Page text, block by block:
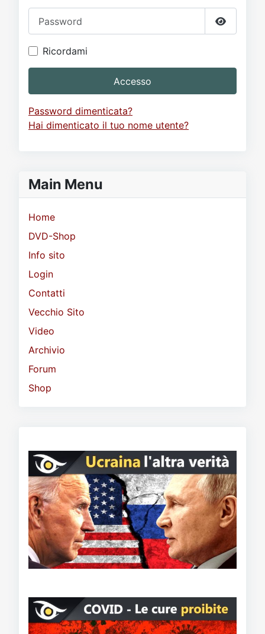
Mostra
Ricordami
Accesso
Password dimenticata?
Hai dimenticato il tuo nome utente?
Main Menu
Home
DVD-Shop
Info sito
Login
Contatti
Vecchio Sito
Video
Archivio
Forum
Shop